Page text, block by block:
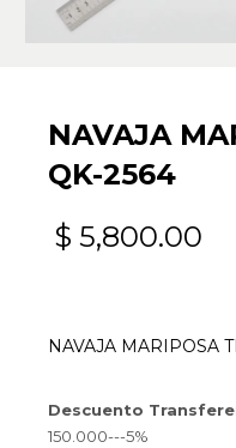
NAVAJA
QK-2564
$ 5,800.00
NAVAJA MARIPOSA
Descuento
150.000---5%